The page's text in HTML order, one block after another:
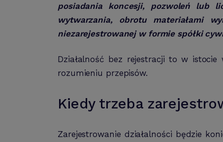
posiadania koncesji, pozwoleń lub
wytwarzania, obrotu materiałami
niezarejestrowanej w formie spółki
Działalność bez rejestracji to w
rozumieniu przepisów.
Kiedy trzeba
Zarejestrowanie działalności będzie